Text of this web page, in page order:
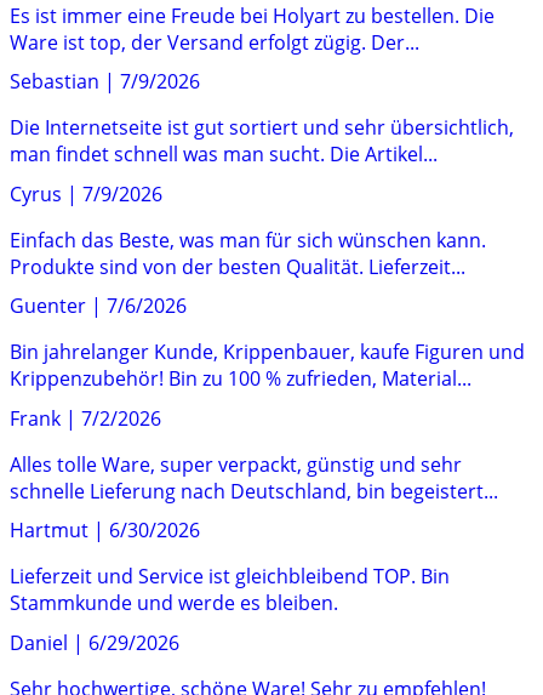
Es ist immer eine Freude bei Holyart zu bestellen. Die
Ware ist top, der Versand erfolgt zügig. Der...
Sebastian | 7/9/2026
Die Internetseite ist gut sortiert und sehr übersichtlich,
man findet schnell was man sucht. Die Artikel...
Cyrus | 7/9/2026
Einfach das Beste, was man für sich wünschen kann.
Produkte sind von der besten Qualität. Lieferzeit...
Guenter | 7/6/2026
Bin jahrelanger Kunde, Krippenbauer, kaufe Figuren und
Krippenzubehör! Bin zu 100 % zufrieden, Material...
Frank | 7/2/2026
Alles tolle Ware, super verpackt, günstig und sehr
schnelle Lieferung nach Deutschland, bin begeistert...
Hartmut | 6/30/2026
Lieferzeit und Service ist gleichbleibend TOP. Bin
Stammkunde und werde es bleiben.
Daniel | 6/29/2026
Sehr hochwertige, schöne Ware! Sehr zu empfehlen!